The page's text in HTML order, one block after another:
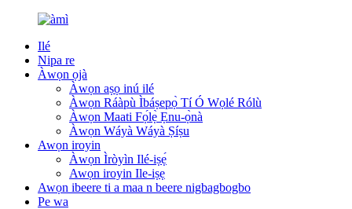
Ilé
Nipa re
Àwọn ọjà
Àwọn aṣọ inú ilé
Àwọn Ráàpù Ìbáṣepọ̀ Tí Ó Wọlé Rólù
Àwọn Maati Fọ́lẹ̀ Ẹnu-ọ̀nà
Àwọn Wáyà Wáyà Ṣíṣu
Awọn iroyin
Àwọn Ìròyìn Ilé-iṣẹ́
Awọn iroyin Ile-iṣẹ
Awọn ibeere ti a maa n beere nigbagbogbo
Pe wa